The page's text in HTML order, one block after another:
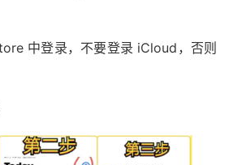
中登录，不要登录 iCloud，否则